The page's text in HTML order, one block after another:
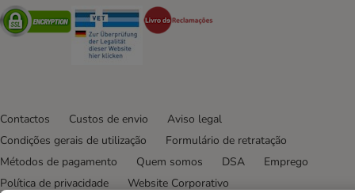
Security Security
Contactos Custos de envio
Aviso legal
Condições gerais de utilização
Formulário de retratação
Métodos de pagamento
Quem somos DSA
Emprego
Política de privacidade
Website Corporativo